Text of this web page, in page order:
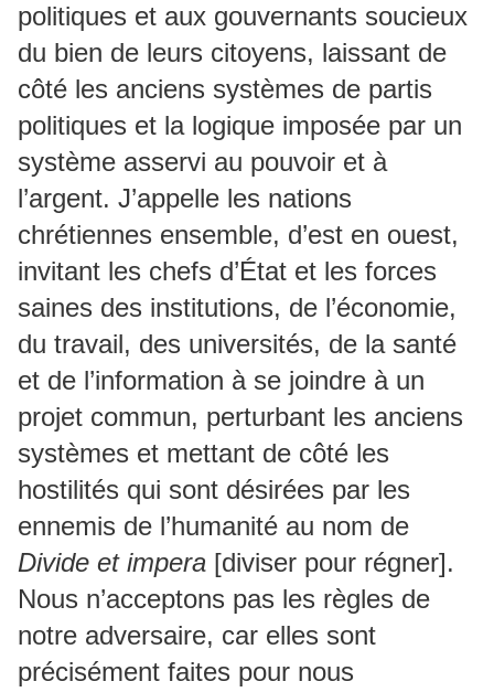
politiques et aux gouvernants soucieux
du bien de leurs citoyens, laissant de
côté les anciens systèmes de partis
politiques et la logique imposée par un
système asservi au pouvoir et à
l’argent. J’appelle les nations
chrétiennes ensemble, d’est en ouest,
invitant les chefs d’État et les forces
saines des institutions, de l’économie,
du travail, des universités, de la santé
et de l’information à se joindre à un
projet commun, perturbant les anciens
systèmes et mettant de côté les
hostilités qui sont désirées par les
ennemis de l’humanité au nom de
Divide et impera [diviser pour régner].
Nous n’acceptons pas les règles de
notre adversaire, car elles sont
précisément faites pour nous